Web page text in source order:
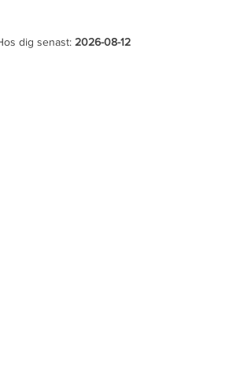
dig senast: 2026-08-12